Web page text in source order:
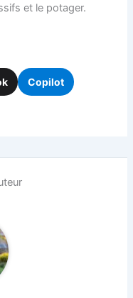
et le potager.
Copilot